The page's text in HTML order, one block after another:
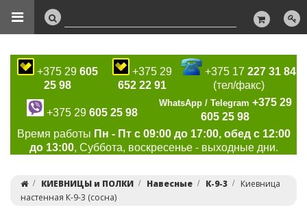
+375 29 605
25 98
+375 29
652 22 91
+375 17227 31 84
(тел/факс)
+375 29 605 25 98
WhatsApp / Telegram +375 29
605 25 98
Время работы Пн - Пт с 09:00 до 17:00, обед с 12:00
до 13:00, Суббота, воскресенье - выходные дни.
КИЕВНИЦЫ и ПОЛКИ Навесные К-9-3
Киевница
настенная К-9-3 (сосна)